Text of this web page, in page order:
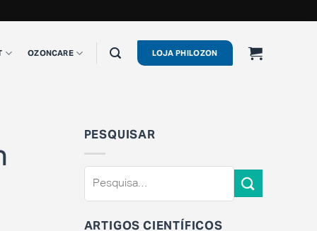
OZONCARE LOJA PHILOZON
PESQUISAR
ARTIGOS CIENTÍFICOS